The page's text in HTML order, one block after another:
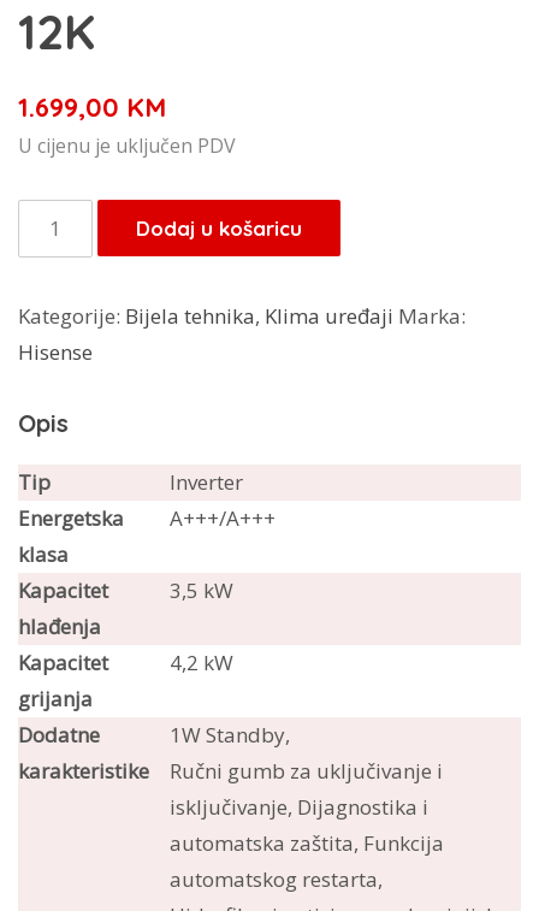
12K
1.699,00 KM
U cijenu je uključen PDV
Hisense
klima
Fresh
Master
12K
količina
Dodaj u košaricu
Kategorije: Bijela tehnika, Klima uređaji Marka:
Hisense
Opis
Tip
Inverter
Energetska
klasa
A+++/A+++
Kapacitet
hlađenja
3,5 kW
Kapacitet
grijanja
4,2 kW
Dodatne
karakteristike
1W Standby,
Ručni gumb za uključivanje i
isključivanje, Dijagnostika i
automatska zaštita, Funkcija
automatskog restarta,